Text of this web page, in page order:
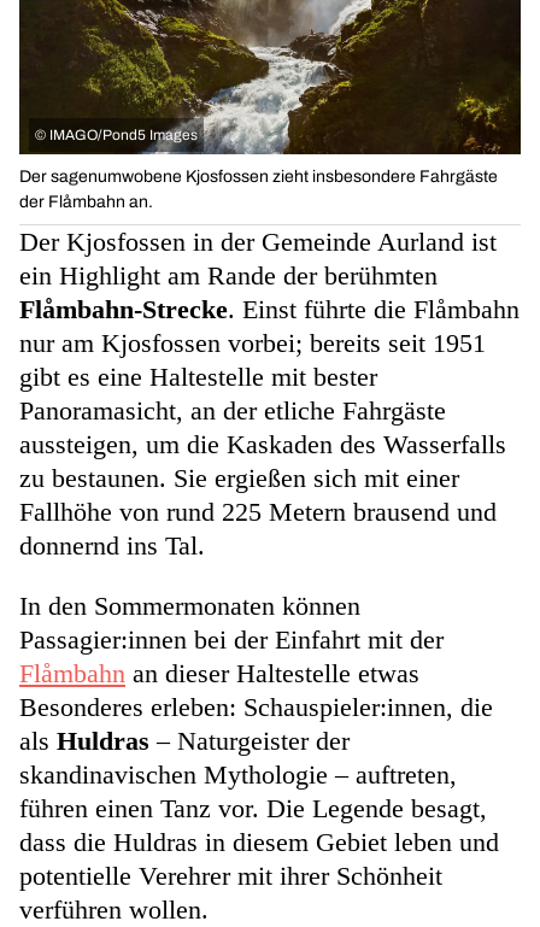
© IMAGO/Pond5 Images
Der sagenumwobene Kjosfossen zieht insbesondere Fahrgäste
der Flåmbahn an.
Der Kjosfossen in der Gemeinde Aurland ist
ein Highlight am Rande der berühmten
Flåmbahn-Strecke. Einst führte die Flåmbahn
nur am Kjosfossen vorbei; bereits seit 1951
gibt es eine Haltestelle mit bester
Panoramasicht, an der etliche Fahrgäste
aussteigen, um die Kaskaden des Wasserfalls
zu bestaunen. Sie ergießen sich mit einer
Fallhöhe von rund 225 Metern brausend und
donnernd ins Tal.
In den Sommermonaten können
Passagier:innen bei der Einfahrt mit der
Flåmbahn an dieser Haltestelle etwas
Besonderes erleben: Schauspieler:innen, die
als Huldras – Naturgeister der
skandinavischen Mythologie – auftreten,
führen einen Tanz vor. Die Legende besagt,
dass die Huldras in diesem Gebiet leben und
potentielle Verehrer mit ihrer Schönheit
verführen wollen.